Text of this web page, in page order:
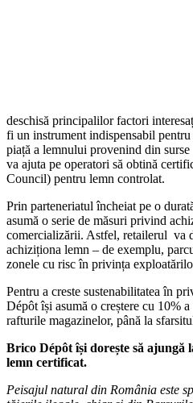
deschisă principalilor factori
fi un instrument indispensabil pentru
piață a lemnului provenind din
va ajuta pe operatori să obtină
Council) pentru lemn controlat.
Prin parteneriatul încheiat pe o
asumă o serie de măsuri privind
comercializării. Astfel, retailerul va
achiziționa lemn – de exemplu,
zonele cu risc în privința
Pentru a creste sustenabilitatea în
Dépôt își asumă o creștere cu 10%
rafturile magazinelor, până la
Brico Dépôt își dorește să ajungă
lemn certificat.
Peisajul natural din România este